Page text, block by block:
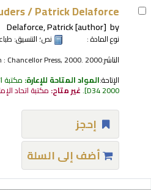
/Patrick Delaforce.
by
Delaforce, Patrick[author]
نوع المادة : نص؛ التنسيق:
الناشر:: Chancellor Press, 2000. 2000
الإتاحة:المواد المتاحة للإعارة: مكتبة
D34 2000
.غير متاح: مكتبة اتحاد
إحجز
أضف إلى السلة